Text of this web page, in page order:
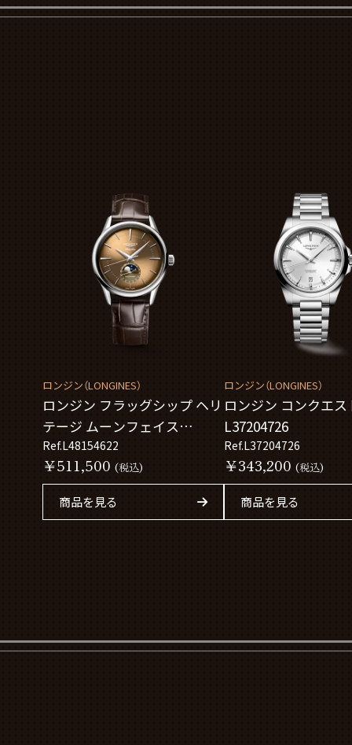
ロンジン（LONGINES）
ロンジン フラッグシップ ヘリ
テージ ムーンフェイス
L48154622
Ref.L48154622
￥511,500 (税込)
商品を見る
ロンジン（LONGINES）
ロンジン コンクエス
L37204726
Ref.L37204726
￥343,200 (税込)
商品を見る